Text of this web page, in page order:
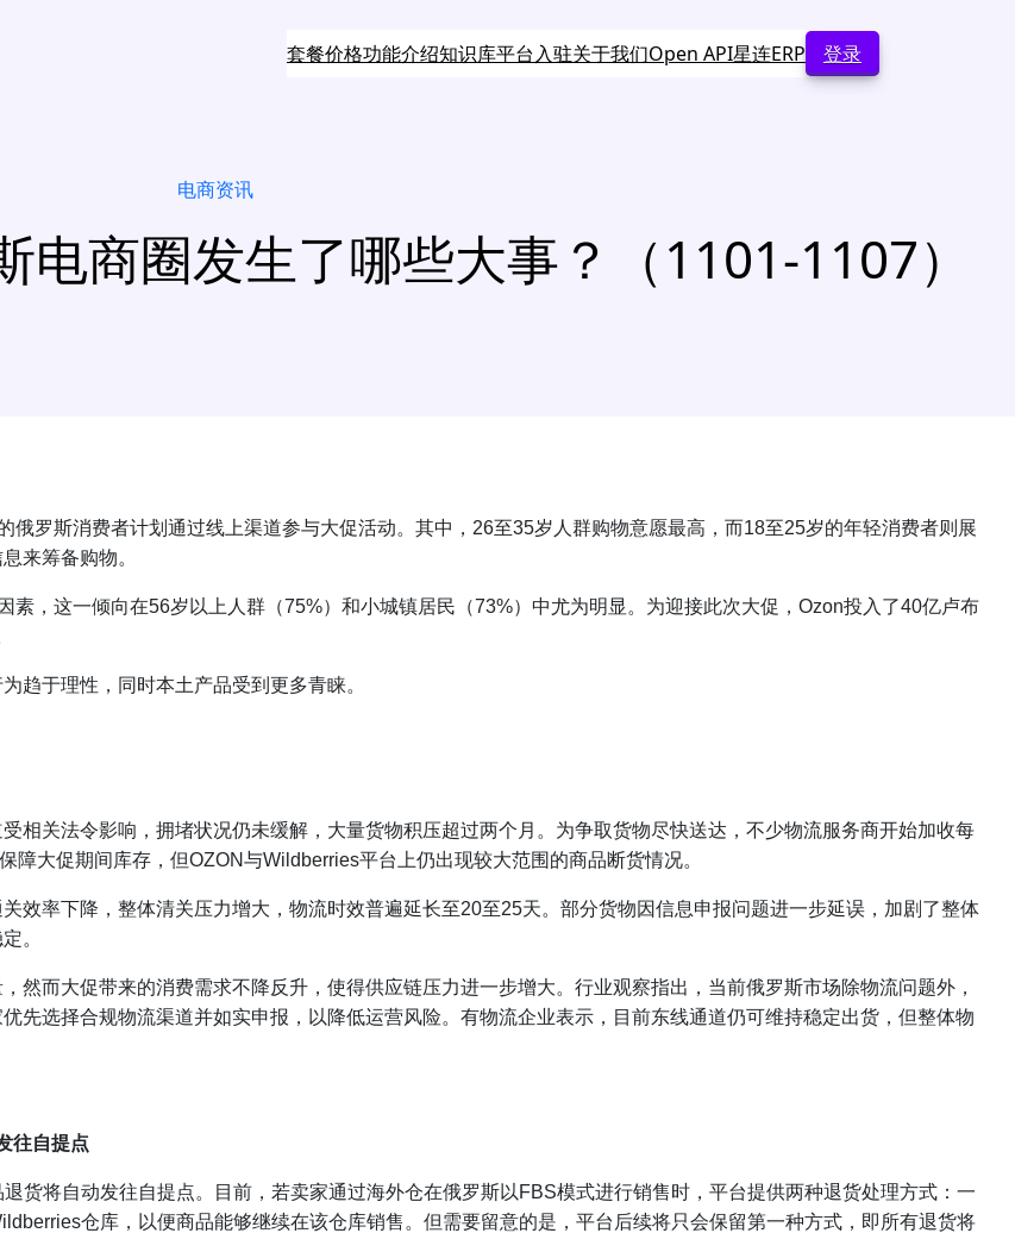
套餐价格功能介绍知识库平台入驻关于我们Open API星连ERP 登录
电商资讯
电商圈发生了哪些大事？（1101-1107）
俄罗斯消费者计划通过线上渠道参与大促活动。其中，26至35岁人群购物意愿最高，而18至25岁的年轻消费者则展
来筹备购物。
素，这一倾向在56岁以上人群（75%）和小城镇居民（73%）中尤为明显。为迎接此次大促，Ozon投入了40亿卢布
趋于理性，同时本土产品受到更多青睐。
相关法令影响，拥堵状况仍未缓解，大量货物积压超过两个月。为争取货物尽快送达，不少物流服务商开始加收每
大促期间库存，但OZON与Wildberries平台上仍出现较大范围的商品断货情况。
效率下降，整体清关压力增大，物流时效普遍延长至20至25天。部分货物因信息申报问题进一步延误，加剧了整体
。
然而大促带来的消费需求不降反升，使得供应链压力进一步增大。行业观察指出，当前俄罗斯市场除物流问题外，
先选择合规物流渠道并如实申报，以降低运营风险。有物流企业表示，目前东线通道仍可维持稳定出货，但整体物
往自提点
货将自动发往自提点。目前，若卖家通过海外仓在俄罗斯以FBS模式进行销售时，平台提供两种退货处理方式：一
仓库，以便商品能够继续在该仓库销售。但需要留意的是，平台后续将只会保留第一种方式，即所有退货将